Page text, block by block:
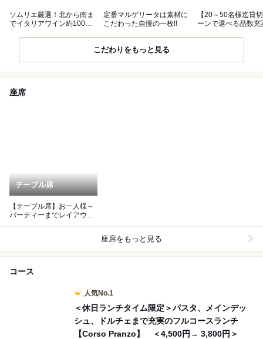
ソムリエ厳選！北から南ま
でイタリアワイン約100種
定番マルゲリータは素材に
こだわった自慢の一枚!!
【20～50名様迄貸
ーンで選べる品数充
こだわりをもっと見る
座席
テーブル席
【テーブル席】お一人様～
パーティーまでレイアウト
座席をもっと見る
コース
人気No.1
＜休日ランチタイム限定＞パスタ、メインデッ
シュ、ドルチェまで充実のフルコースランチ
【Corso Pranzo】 ＜4,500円→ 3,800円＞